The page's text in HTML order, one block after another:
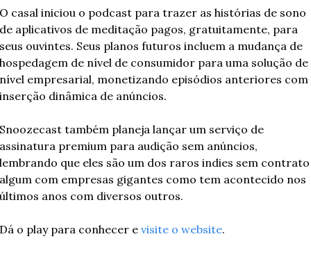
O casal iniciou o podcast para trazer as histórias de sono
de aplicativos de meditação pagos, gratuitamente, para
seus ouvintes. Seus planos futuros incluem a mudança de
hospedagem de nível de consumidor para uma solução de
nível empresarial, monetizando episódios anteriores com
inserção dinâmica de anúncios.
Snoozecast também planeja lançar um serviço de
assinatura premium para audição sem anúncios,
lembrando que eles são um dos raros indies sem contrato
algum com empresas gigantes como tem acontecido nos
últimos anos com diversos outros.
Dá o play para conhecer e visite o website.